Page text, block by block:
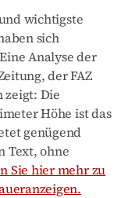
wichtigste
sich
Analyse der
der FAZ
zeigt: Die
Höhe ist das
genügend
Text, ohne
Sie hier mehr zu